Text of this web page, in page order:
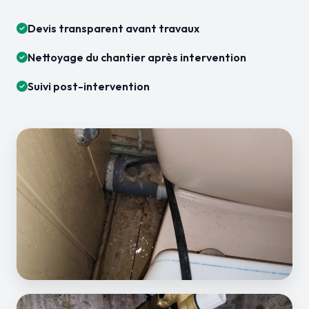
Devis transparent avant travaux
Nettoyage du chantier après intervention
Suivi post-intervention